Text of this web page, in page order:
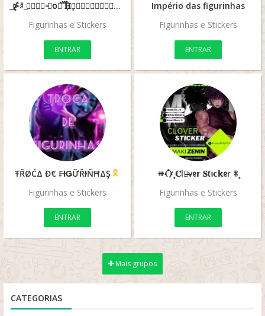
⋫͢♯߭̽ 𝗕͟𝚨߭𝐑 𝐝̵𝗈𝐬 ݂۫֟⃑⃐፝𝚮߲𝗔𝐒̣𝗛߭𝐈𝐑𝚨𝗦⃞
Figurinhas e Stickers
ENTRAR
Império das figurinhas
Figurinhas e Stickers
ENTRAR
ŦŘØĆΔ Đ€ ₣ƗǤỮŘƗŇĦΔŞ
Figurinhas e Stickers
ENTRAR
𖠾
̸۪ 𝐂lᦢ̶vᧉ𝗿 𝐒ƭꪱ𝗰𝗸ᧉr ꁘ۪⁩
Figurinhas e Stickers
ENTRAR
Mais grupos
CATEGORIAS